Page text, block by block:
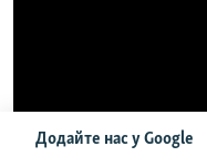
Додайте нас у Google